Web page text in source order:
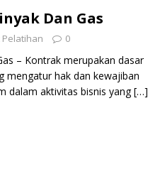
Dan Gas
Pelatihan 0
– Kontrak merupakan dasar
mengatur hak dan kewajiban
dalam aktivitas bisnis yang[…]